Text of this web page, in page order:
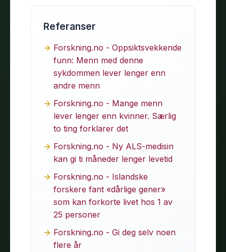
Referanser
Forskning.no - Oppsiktsvekkende
funn: Menn med denne
sykdommen lever lenger enn
andre menn
Forskning.no - Mange menn
lever lenger enn kvinner. Særlig
to ting forklarer det
Forskning.no - Ny ALS-medisin
kan gi ti måneder lenger levetid
Forskning.no - Islandske
forskere fant «dårlige gener»
som kan forkorte livet hos 1 av
25 personer
Forskning.no - Gi deg selv noen
flere år